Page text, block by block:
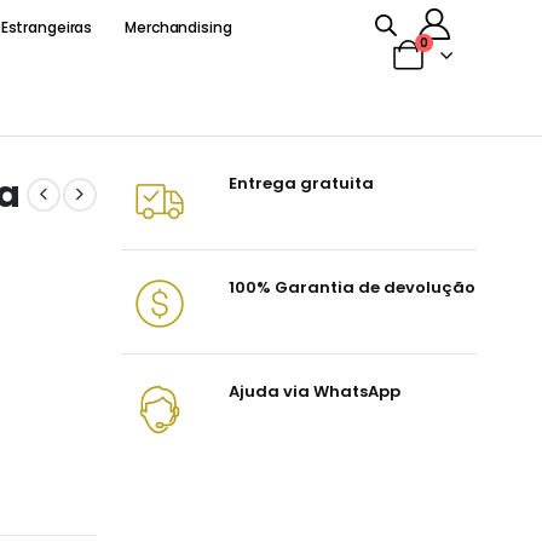
Merchandising
0
Entrega gratuita
100% Garantia de devolução
Ajuda via WhatsApp